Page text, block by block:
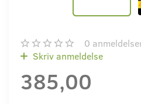
0
Skriv anmeldelse
385,00